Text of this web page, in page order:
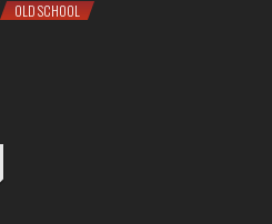
OLD SCHOOL